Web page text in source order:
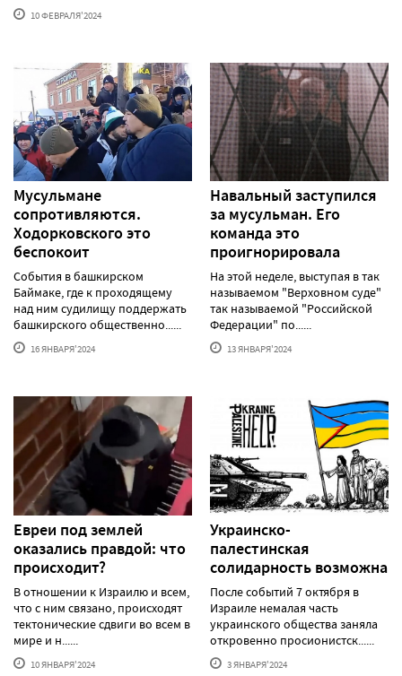
10 ФЕВРАЛЯ'2024
Мусульмане
сопротивляются.
Ходорковского это
беспокоит
События в башкирском
Баймаке, где к проходящему
над ним судилищу поддержать
башкирского общественно......
16 ЯНВАРЯ'2024
Навальный заступился
за мусульман. Его
команда это
проигнорировала
На этой неделе, выступая в так
называемом "Верховном суде"
так называемой "Российской
Федерации" по......
13 ЯНВАРЯ'2024
Евреи под землей
оказались правдой: что
происходит?
В отношении к Израилю и всем,
что с ним связано, происходят
тектонические сдвиги во всем в
мире и н......
10 ЯНВАРЯ'2024
Украинско-
палестинская
солидарность возможна
После событий 7 октября в
Израиле немалая часть
украинского общества заняла
откровенно просионистск......
3 ЯНВАРЯ'2024